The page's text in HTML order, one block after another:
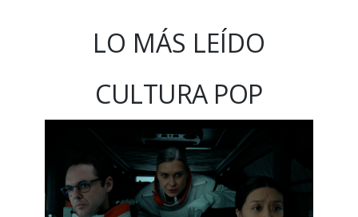
LO MÁS LEÍDO
CULTURA POP